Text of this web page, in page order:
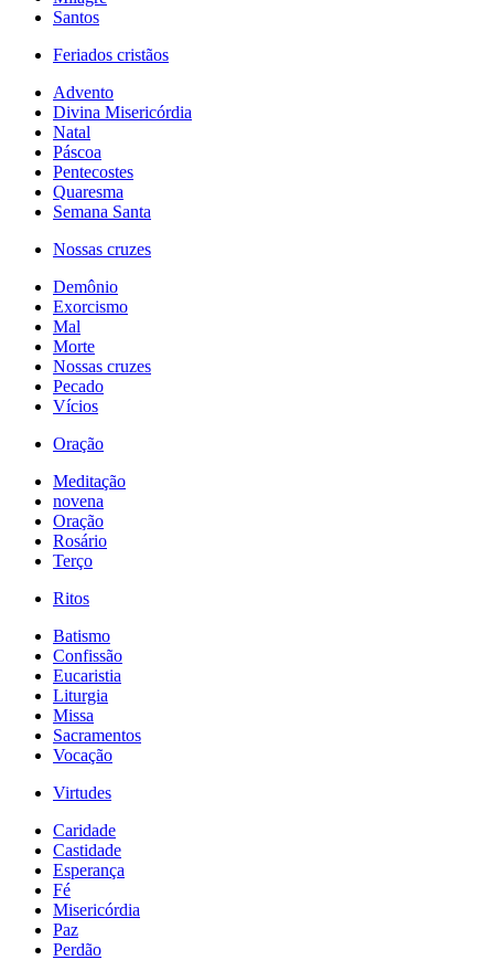
Santos
Feriados cristãos
Advento
Divina Misericórdia
Natal
Páscoa
Pentecostes
Quaresma
Semana Santa
Nossas cruzes
Demônio
Exorcismo
Mal
Morte
Nossas cruzes
Pecado
Vícios
Oração
Meditação
novena
Oração
Rosário
Terço
Ritos
Batismo
Confissão
Eucaristia
Liturgia
Missa
Sacramentos
Vocação
Virtudes
Caridade
Castidade
Esperança
Fé
Misericórdia
Paz
Perdão